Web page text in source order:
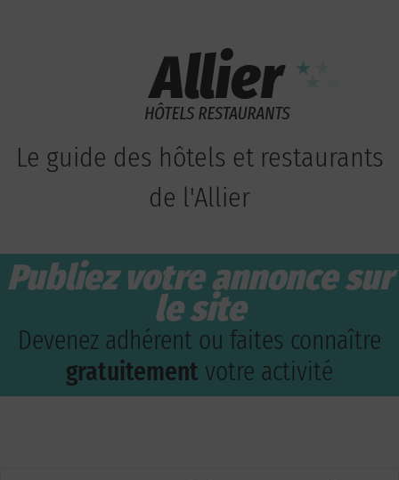
Le guide des hôtels et restaurants
de l'Allier
Publiez votre annonce sur
le site
Devenez adhérent ou faites connaître
gratuitement votre activité